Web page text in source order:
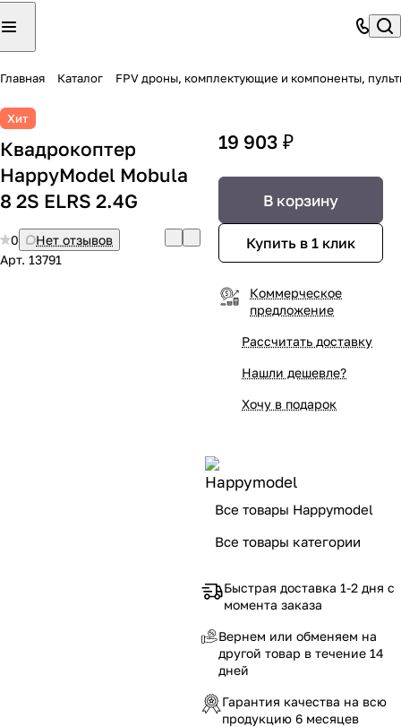
Главная Каталог FPV дроны, комплектующие и компоненты,
Хит
Квадрокоптер
HappyModel Mobula
8 2S ELRS 2.4G
0
Нет отзывов
Арт. 13791
19 903 ₽
В корзину
Купить в 1 клик
Коммерческое
предложение
Рассчитать доставку
Нашли дешевле?
Хочу в подарок
Все товары Happymodel
Все товары категории
Быстрая доставка 1-2 дня с
момента заказа
Вернем или обменяем на
другой товар в течение 14
дней
Гарантия качества на всю
продукцию 6 месяцев